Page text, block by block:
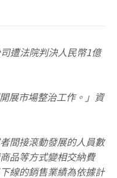
遭法院判決人民幣1億
展市場整治工作。」資
間接滾動發展的人員數
品等方式變相交納費
線的銷售業績為依據計